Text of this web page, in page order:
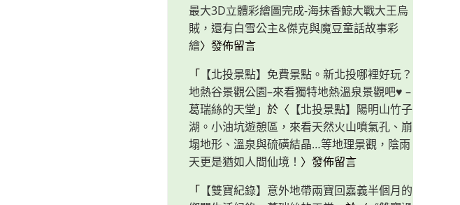
最大3D立體彩繪圖完成-海抹香鯨大戰大王烏
賊，還有白雪公主&傑克與魔豆童話故事彩
繪〉發佈留言
「 【北投景點】免費景點。新北投哪裡好玩？
地熱谷景觀公園–來看獨特地熱溫泉景觀吧♥ –
葛瑞絲的天堂 」於〈 【北投景點】陽明山竹子
湖。小油坑遊憩區，來看天然火山噴氣孔、崩
塌地形、溫泉與硫磺結晶…等地理景觀，陰雨
天更是猶如人間仙境！ 〉發佈留言
「 【雙寶紀錄】意外地帶兩寶回嘉義半個月的